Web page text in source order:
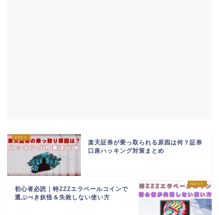
楽天証券が乗っ取られる原因は何？証券
口座ハッキング対策まとめ
初心者必読｜特ZZZエラベールコインで
選ぶべき妖怪＆失敗しない使い方